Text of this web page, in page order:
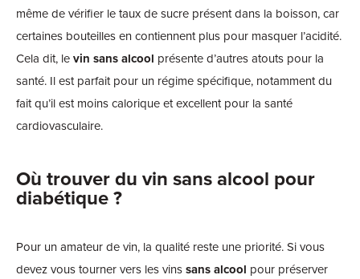
même de vérifier le taux de sucre présent dans la boisson, car
certaines bouteilles en contiennent plus pour masquer l’acidité.
Cela dit, levin sans alcool présente d’autres atouts pour la
santé. Il est parfait pour un régime spécifique, notamment du
fait qu’il est moins calorique et excellent pour la santé
cardiovasculaire.
Où trouver du vin sans alcool pour
diabétique ?
Pour un amateur de vin, la qualité reste une priorité. Si vous
devez vous tourner vers les vinssans alcool pour préserver